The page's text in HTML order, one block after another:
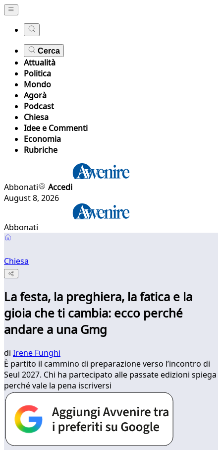
Cerca
Attualità
Politica
Mondo
Agorà
Podcast
Chiesa
Idee e Commenti
Economia
Rubriche
Abbonati
Accedi
August 8, 2026
Abbonati
Chiesa
La festa, la preghiera, la fatica e la
gioia che ti cambia: ecco perché
andare a una Gmg
di Irene Funghi
È partito il cammino di preparazione verso l’incontro di
Seul 2027. Chi ha partecipato alle passate edizioni spiega
perché vale la pena iscriversi